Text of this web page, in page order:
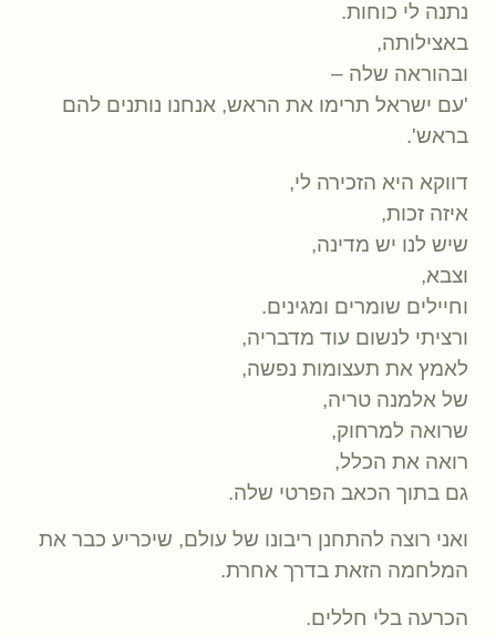
נתנה לי כוחות.
באצילותה,
ובהוראה שלה –
'עם ישראל תרימו את הראש, אנחנו נותנים להם
בראש'.
דווקא היא הזכירה לי,
איזה זכות,
שיש לנו יש מדינה,
וצבא,
וחיילים שומרים ומגינים.
ורציתי לנשום עוד מדבריה,
לאמץ את תעצומות נפשה,
של אלמנה טריה,
שרואה למרחוק,
רואה את הכלל,
גם בתוך הכאב הפרטי שלה.
ואני רוצה להתחנן ריבונו של עולם, שיכריע כבר את
המלחמה הזאת בדרך אחרת.
הכרעה בלי חללים.